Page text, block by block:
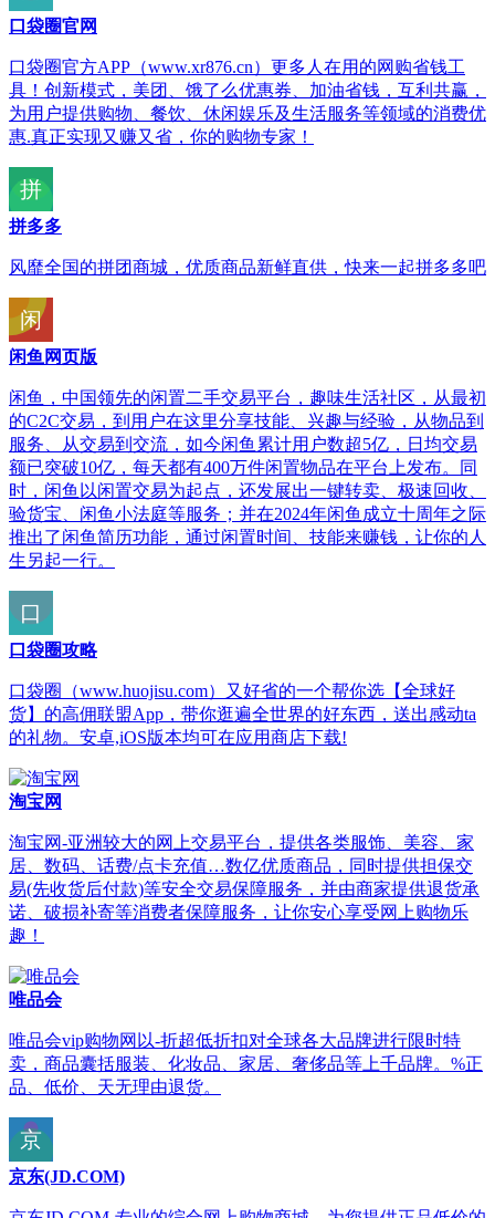
口袋圈官网
口袋圈官方APP（www.xr876.cn）更多人在用的网购省钱工
具！创新模式，美团、饿了么优惠券、加油省钱，互利共赢，
为用户提供购物、餐饮、休闲娱乐及生活服务等领域的消费优
惠.真正实现又赚又省，你的购物专家！
拼多多
风靡全国的拼团商城，优质商品新鲜直供，快来一起拼多多吧
闲鱼网页版
闲鱼，中国领先的闲置二手交易平台，趣味生活社区，从最初
的C2C交易，到用户在这里分享技能、兴趣与经验，从物品到
服务、从交易到交流，如今闲鱼累计用户数超5亿，日均交易
额已突破10亿，每天都有400万件闲置物品在平台上发布。同
时，闲鱼以闲置交易为起点，还发展出一键转卖、极速回收、
验货宝、闲鱼小法庭等服务；并在2024年闲鱼成立十周年之际
推出了闲鱼简历功能，通过闲置时间、技能来赚钱，让你的人
生另起一行。
口袋圈攻略
口袋圈（www.huojisu.com）又好省的一个帮你选【全球好
货】的高佣联盟App，带你逛遍全世界的好东西，送出感动ta
的礼物。安卓,iOS版本均可在应用商店下载!
淘宝网
淘宝网-亚洲较大的网上交易平台，提供各类服饰、美容、家
居、数码、话费/点卡充值…数亿优质商品，同时提供担保交
易(先收货后付款)等安全交易保障服务，并由商家提供退货承
诺、破损补寄等消费者保障服务，让你安心享受网上购物乐
趣！
唯品会
唯品会vip购物网以-折超低折扣对全球各大品牌进行限时特
卖，商品囊括服装、化妆品、家居、奢侈品等上千品牌。%正
品、低价、天无理由退货。
京东(JD.COM)